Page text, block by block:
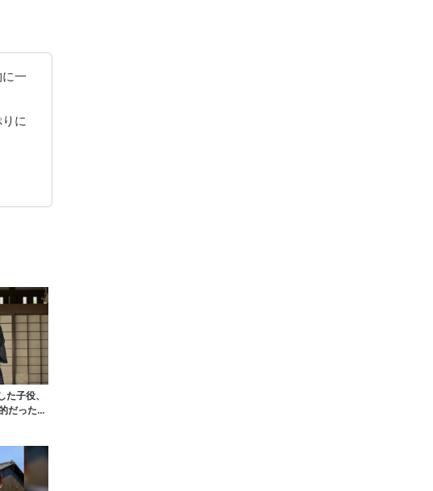
一
に
子役、
だった…